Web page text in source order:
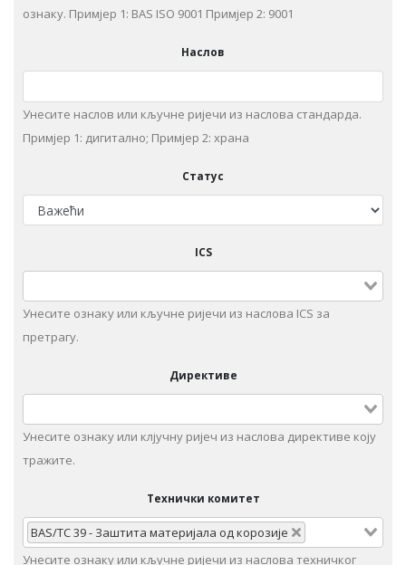
ознаку. Примjeр 1: BAS ISO 9001 Примjeр 2: 9001
Наслов
Унeситe наслов или кључне ријечи из нaслoвa стaндaрдa.
Примjeр 1: дигитaлнo; Примjeр 2: храна
Статус
ICS
Унесите ознаку или кључне ријечи из наслова ICS за
претрагу.
Директиве
Унесите ознаку или клјучну ријеч из наслова директиве коју
тражите.
Технички комитет
BAS/TC 39 - Заштита материјала од корозије
Унeситe ознаку или кључне ријечи из наслова техничког